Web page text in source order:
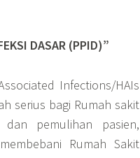
DASAR (PPID)”
Infections/HAIs
serius bagi Rumah sakit
pemulihan pasien,
Rumah Sakit